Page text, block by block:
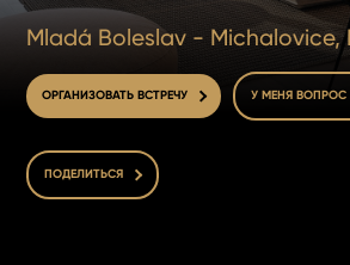
Mladá Boleslav - Michalovice,
ОРГАНИЗОВАТЬ ВСТРЕЧУ У МЕНЯ ВОПРОС
ПОДЕЛИТЬСЯ